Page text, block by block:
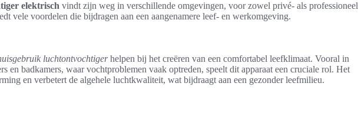
elektrisch vindt zijn weg in verschillende omgevingen, voor zowel privé- als professioneel
vele voordelen die bijdragen aan een aangenamere leef- en werkomgeving.
luchtontvochtigerhelpen bij het creëren van een comfortabel leefklimaat. Vooral in
en badkamers, waar vochtproblemen vaak optreden, speelt dit apparaat een cruciale rol. Het
en verbetert de algehele luchtkwaliteit, wat bijdraagt aan een gezonder leefmilieu.